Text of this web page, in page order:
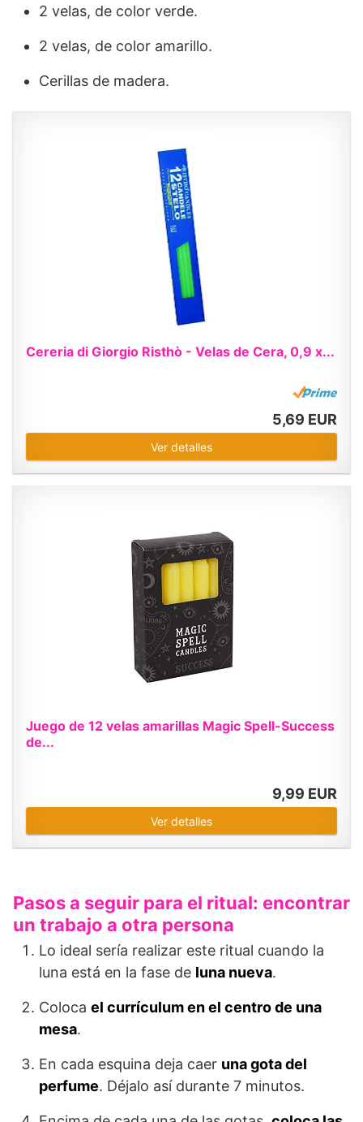
2 velas, de color verde.
2 velas, de color amarillo.
Cerillas de madera.
Cereria di Giorgio Risthò - Velas de Cera, 0,9 x...
5,69 EUR
Ver detalles
Juego de 12 velas amarillas Magic Spell-Success
de...
9,99 EUR
Ver detalles
Pasos a seguir para el ritual: encontrar
un trabajo a otra persona
Lo ideal sería realizar este ritual cuando la
luna está en la fase de luna nueva.
Coloca el currículum en el centro de una
mesa.
En cada esquina deja caer una gota del
perfume. Déjalo así durante 7 minutos.